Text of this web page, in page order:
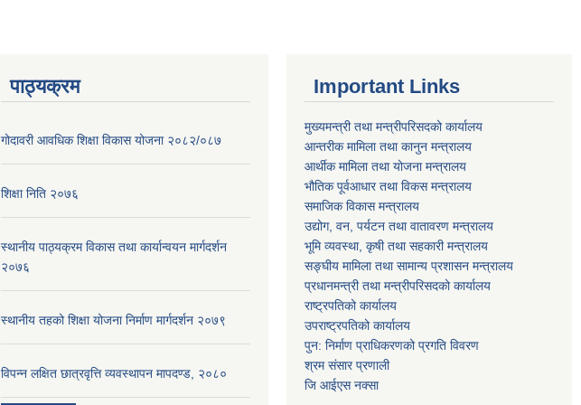
पाठ्यक्रम
गोदावरी आवधिक शिक्षा विकास योजना २०८२/०८७
शिक्षा निति २०७६
स्थानीय पाठ्यक्रम विकास तथा कार्यान्वयन मार्गदर्शन
२०७६
स्थानीय तहको शिक्षा योजना निर्माण मार्गदर्शन २०७९
विपन्न लक्षित छात्रवृत्ति व्यवस्थापन मापदण्ड, २०८०
Important Links
मुख्यमन्त्री तथा मन्त्रीपरिसदको कार्यालय
आन्तरीक मामिला तथा कानुन मन्त्रालय
आर्थीक मामिला तथा योजना मन्त्रालय
भौतिक पूर्वआधार तथा विकस मन्त्रालय
समाजिक विकास मन्त्रालय
उद्योग, वन, पर्यटन तथा वातावरण मन्त्रालय
भूमि व्यवस्था, कृषी तथा सहकारी मन्त्रालय
सङ्घीय मामिला तथा सामान्य प्रशासन मन्त्रालय
प्रधानमन्त्री तथा मन्त्रीपरिसदको कार्यालय
राष्ट्रपतिको कार्यालय
उपराष्ट्रपतिको कार्यालय
पुन: निर्माण प्राधिकरणको प्रगति विवरण
श्रम संसार प्रणाली
जि आईएस नक्सा